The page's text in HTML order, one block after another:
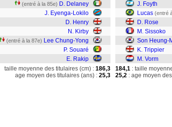
(entré à la 85e) D. Delaney
J. Eyenga-Lokilo
D. Henry
N. Kirby
(entré à la 87e) Lee Chung-Yong
P. Souaré
E. Rakip
J. Foyth
Lucas (entré
D. Rose
M. Sissoko
Son Heung-
K. Trippier
M. Vorm
taille moyenne des titulaires (cm) : 186,3
age moyen des titulaires (ans) : 25,3
184,1 : taille
25,2 : age moyen